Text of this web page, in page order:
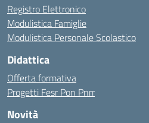
Registro Elettronico
Modulistica Famiglie
Modulistica Personale Scolastico
Didattica
Offerta formativa
Progetti Fesr Pon Pnrr
Novità